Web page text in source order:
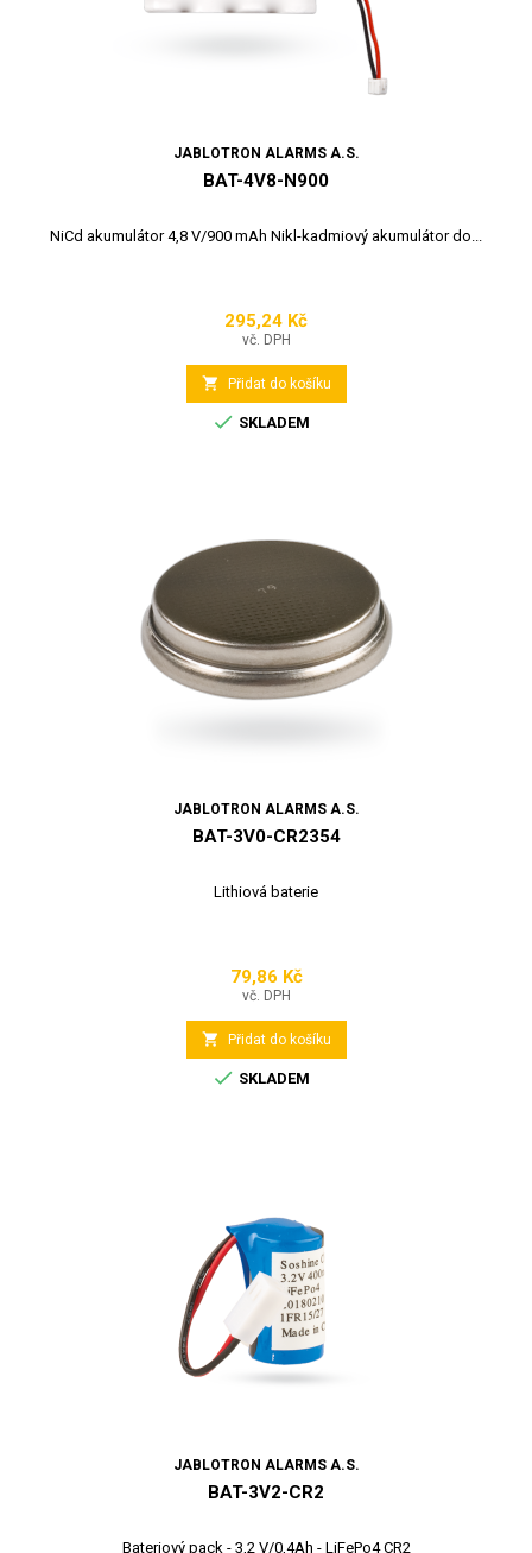
JABLOTRON ALARMS A.S.
BAT-4V8-N900
NiCd akumulátor 4,8 V/900 mAh Nikl-kadmiový akumulátor do...
Cena
295,24 Kč
vč. DPH
 Přidat do košíku
 SKLADEM
JABLOTRON ALARMS A.S.
BAT-3V0-CR2354
Lithiová baterie
Cena
79,86 Kč
vč. DPH
 Přidat do košíku
 SKLADEM
JABLOTRON ALARMS A.S.
BAT-3V2-CR2
Bateriový pack - 3,2 V/0,4Ah - LiFePo4 CR2